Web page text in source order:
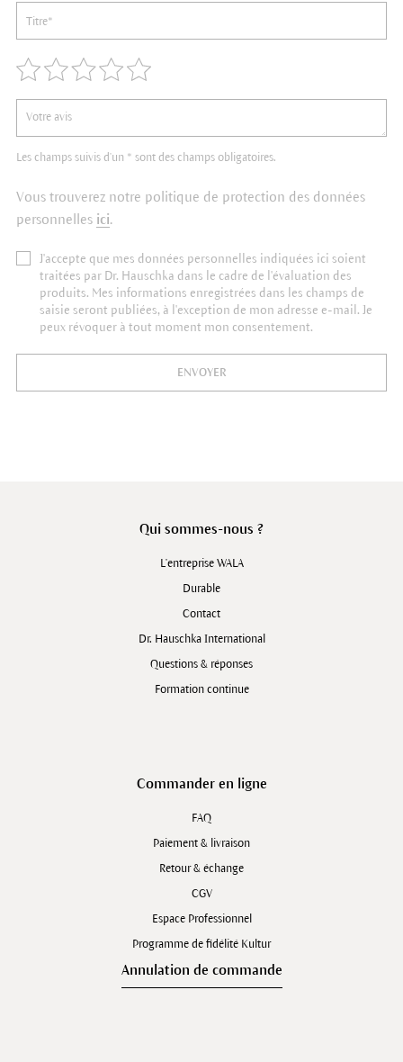
Les champs suivis d'un * sont des champs obligatoires.
Vous trouverez notre politique de protection des données
personnelles ici.
J'accepte que mes données personnelles indiquées ici soient
traitées par Dr. Hauschka dans le cadre de l'évaluation des
produits. Mes informations enregistrées dans les champs de
saisie seront publiées, à l'exception de mon adresse e-mail. Je
peux révoquer à tout moment mon consentement.
ENVOYER
Qui sommes-nous ?
L'entreprise WALA
Durable
Contact
Dr. Hauschka International
Questions & réponses
Formation continue
Commander en ligne
FAQ
Paiement & livraison
Retour & échange
CGV
Espace Professionnel
Programme de fidélité Kultur
Annulation de commande